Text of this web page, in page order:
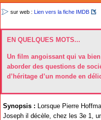
EN QUELQUES MOTS...
Un film angoissant qui va
aborder des questions de
d’héritage d’un monde en
sur web : Lien vers la fiche IMDB
Synopsis : Lorsque Pierre
Joseph il décèle, chez les 3e 1,